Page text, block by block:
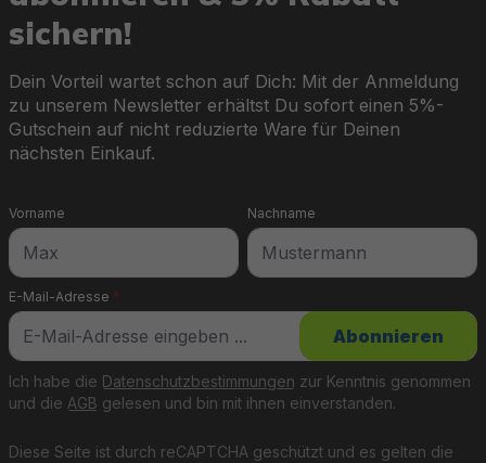
sichern!
Dein Vorteil wartet schon auf Dich: Mit der Anmeldung
zu unserem Newsletter erhältst Du sofort einen 5%-
Gutschein auf nicht reduzierte Ware für Deinen
nächsten Einkauf.
E-Mail-Adresse *
Vorname Nachname
Diese Seite ist durch reCAPTCHA geschützt und es gelten die
Ich habe die Datenschutzbestimmungen zur Kenntnis genommen
und die AGB gelesen und bin mit ihnen einverstanden.
Abonnieren